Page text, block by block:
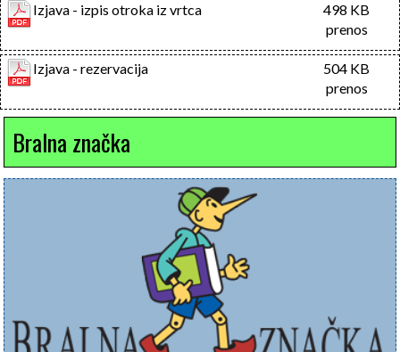
Izjava - izpis otroka iz vrtca
498 KB
prenos
Izjava - rezervacija
504 KB
prenos
Bralna značka